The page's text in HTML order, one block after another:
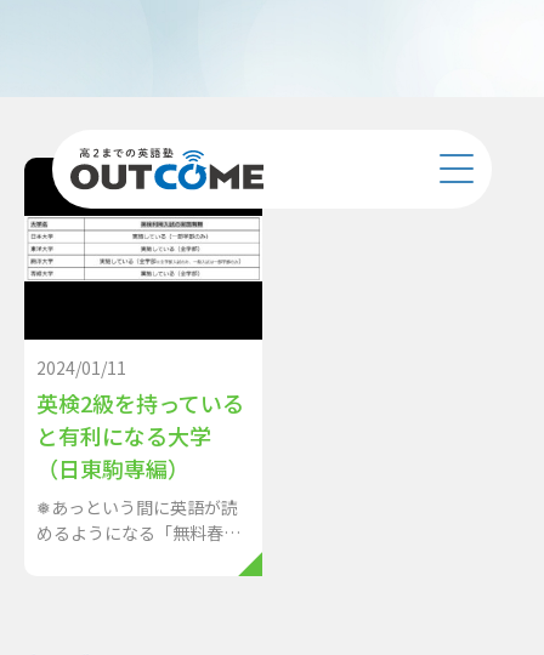
2024/01/11
英検2級を持っている
と有利になる大学
（日東駒専編）
❅あっという間に英語が読
めるようになる「無料春期